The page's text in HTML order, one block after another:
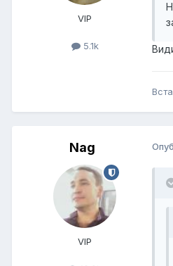
VIP
5.1k
Nag
VIP